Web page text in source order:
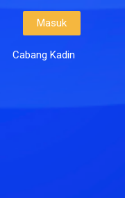
Masuk
Cabang Kadin